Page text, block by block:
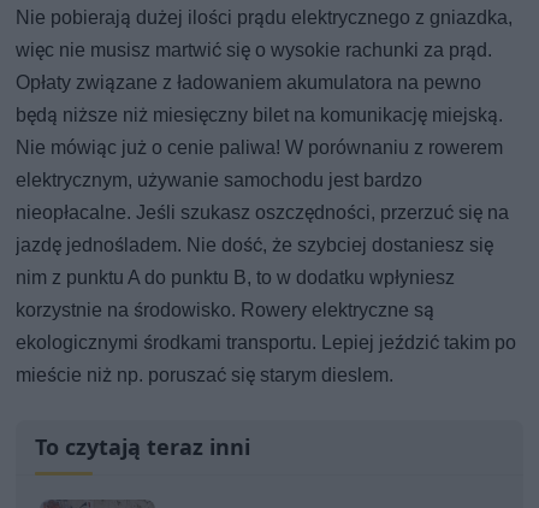
Nie pobierają dużej ilości prądu elektrycznego z gniazdka,
więc nie musisz martwić się o wysokie rachunki za prąd.
Opłaty związane z ładowaniem akumulatora na pewno
będą niższe niż miesięczny bilet na komunikację miejską.
Nie mówiąc już o cenie paliwa! W porównaniu z rowerem
elektrycznym, używanie samochodu jest bardzo
nieopłacalne. Jeśli szukasz oszczędności, przerzuć się na
jazdę jednośladem. Nie dość, że szybciej dostaniesz się
nim z punktu A do punktu B, to w dodatku wpłyniesz
korzystnie na środowisko. Rowery elektryczne są
ekologicznymi środkami transportu. Lepiej jeździć takim po
mieście niż np. poruszać się starym dieslem.
To czytają teraz inni